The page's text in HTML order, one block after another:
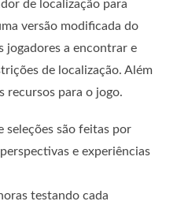
de localização para
versão modificada do
jogadores a encontrar e
de localização. Além
recursos para o jogo.
seleções são feitas por
e experiências
testando cada